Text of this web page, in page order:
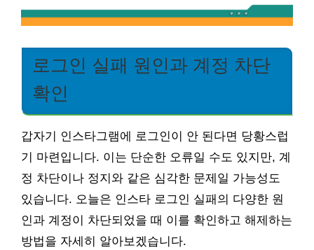
로그인 실패 원인과 계정 차단
확인
갑자기 인스타그램에 로그인이 안 된다면 당황스럽
기 마련입니다. 이는 단순한 오류일 수도 있지만, 계
정 차단이나 정지와 같은 심각한 문제일 가능성도
있습니다. 오늘은 인스타 로그인 실패의 다양한 원
인과 계정이 차단되었을 때 이를 확인하고 해제하는
방법을 자세히 알아보겠습니다.